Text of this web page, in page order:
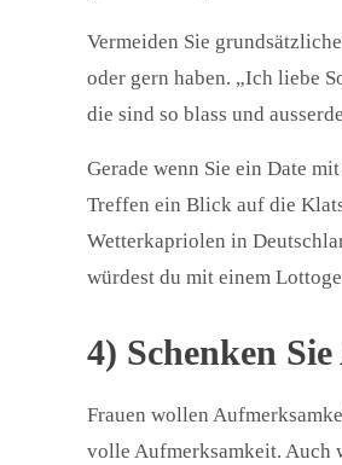
Vermeiden Sie
oder gern haben. „Ich liebe
die sind so blass und
Gerade wenn Sie ein Date
Treffen ein Blick auf die
Wetterkapriolen in
würdest du mit einem
4) Schenken
Frauen wollen
volle Aufmerksamkeit. Auch